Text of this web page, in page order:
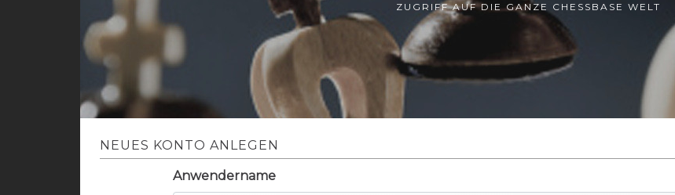
ZUGRIFF AUF DIE GANZE CHESSBASE WELT
NEUES KONTO ANLEGEN
Anwendername